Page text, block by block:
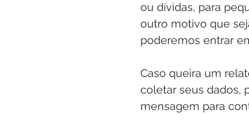
ou dívidas, para
outro motivo que
poderemos entrar
Caso queira um
coletar seus dados,
mensagem para